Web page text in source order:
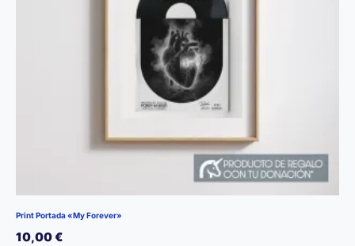
Print Portada «My Forever»
10,00€